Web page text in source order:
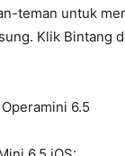
teman untuk
Klik Bintang
6.5